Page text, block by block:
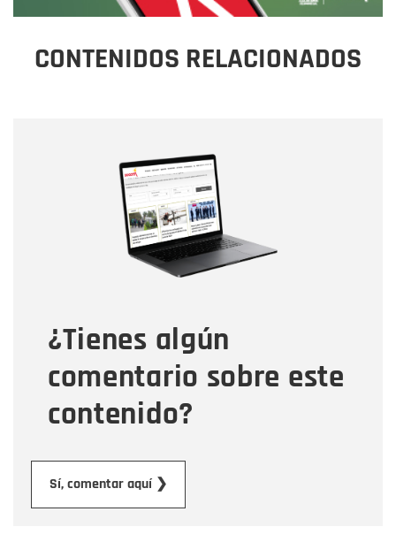
CONTENIDOS RELACIONADOS
¿Tienes algún
comentario sobre este
contenido?
Sí, comentar aquí ❯
Correo electrónico
Tipo de comentario
Mensaje